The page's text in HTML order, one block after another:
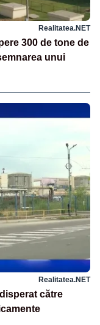
Realitatea.NET
300 de tone de
unui
Realitatea.NET
către